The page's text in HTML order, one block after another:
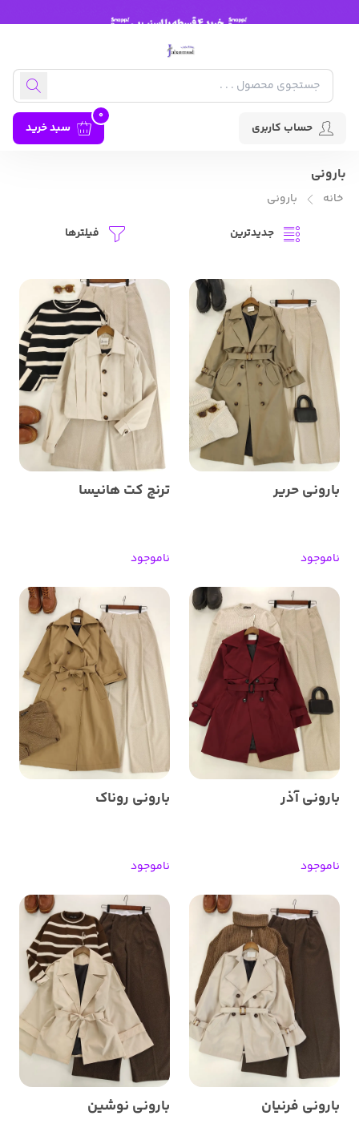
حساب کاربری سبد خرید
0
بارونی
خانه
بارونی
جدیدترین
فیلترها
بارونی حریر
ناموجود
ترنچ کت هانیسا
ناموجود
بارونی آذر
ناموجود
بارونی روناک
ناموجود
بارونی فرنیان بارونی نوشین